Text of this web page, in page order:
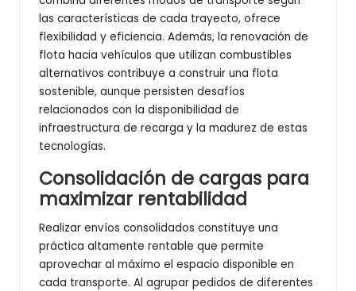
las características de cada trayecto, ofrece
flexibilidad y eficiencia. Además, la renovación de
flota hacia vehículos que utilizan combustibles
alternativos contribuye a construir una flota
sostenible, aunque persisten desafíos
relacionados con la disponibilidad de
infraestructura de recarga y la madurez de estas
tecnologías.
Consolidación de cargas para
maximizar rentabilidad
Realizar envíos consolidados constituye una
práctica altamente rentable que permite
aprovechar al máximo el espacio disponible en
cada transporte. Al agrupar pedidos de diferentes